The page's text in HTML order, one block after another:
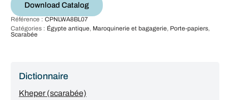
Download Catalog
Référence : CPNLWA8BL07
Catégories : Égypte antique, Maroquinerie et bagagerie, Porte-papiers,
Scarabée
Dictionnaire
Kheper (scarabée)